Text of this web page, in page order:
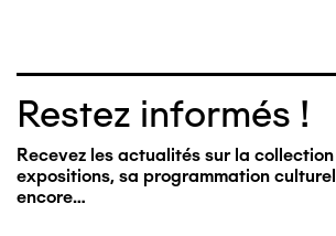
Restez informés !
Recevez les actualités sur la collection
expositions, sa programmation
encore…